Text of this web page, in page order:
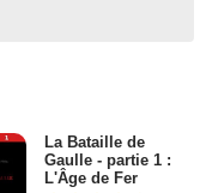
La Bataille de
Gaulle - partie 1 :
L'Âge de Fer